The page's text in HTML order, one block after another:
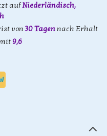
aufNiederländisch,
von30 Tagennach Erhalt
9,6